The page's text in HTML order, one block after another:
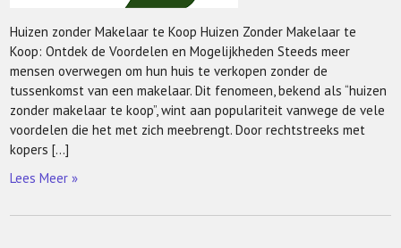
Huizen zonder Makelaar te Koop Huizen Zonder Makelaar te
Koop: Ontdek de Voordelen en Mogelijkheden Steeds meer
mensen overwegen om hun huis te verkopen zonder de
tussenkomst van een makelaar. Dit fenomeen, bekend als “huizen
zonder makelaar te koop”, wint aan populariteit vanwege de vele
voordelen die het met zich meebrengt. Door rechtstreeks met
kopers […]
Lees Meer »